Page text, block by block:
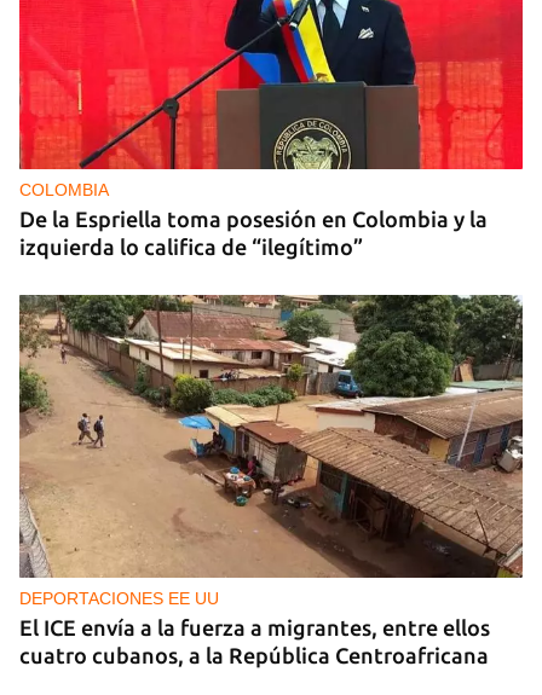
COLOMBIA
De la Espriella toma posesión en Colombia y la
izquierda lo califica de “ilegítimo”
DEPORTACIONES EE UU
El ICE envía a la fuerza a migrantes, entre ellos
cuatro cubanos, a la República Centroafricana